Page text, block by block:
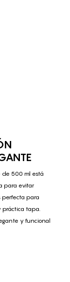
de 500 ml está
para evitar
perfecta para
práctica tapa.
y funcional